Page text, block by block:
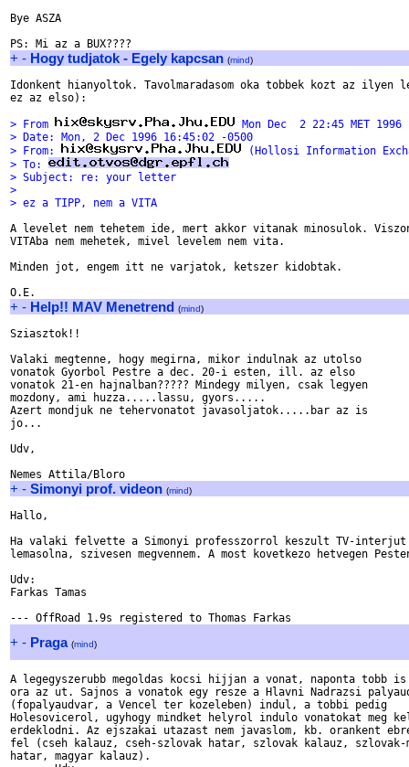
Bye ASZA
+ - Hogy tudjatok - Egely kapcsan (mind)
Idonkent hianyoltok. Tavolmaradasom oka tobbek kozt az ilyen
ez az elso):
> From
Mon Dec  2 22:45 MET 1996
> Date: Mon, 2 Dec 1996 16:45:02 -0500
> From:
(Hollosi Information
> To:
> Subject: re: your letter
>
> ez a TIPP, nem a VITA
A levelet nem tehetem ide, mert akkor vitanak minosulok.
VITAba nem mehetek, mivel levelem nem vita.
Minden jot, engem itt ne varjatok, ketszer kidobtak.
+ - Help!! MAV Menetrend (mind)
Sziasztok!!
Valaki megtenne, hogy megirna, mikor indulnak az utolso
vonatok Gyorbol Pestre a dec. 20-i esten, ill. az elso
vonatok 21-en hajnalban????? Mindegy milyen, csak legyen
mozdony, ami huzza.....lassu, gyors.....
Azert mondjuk ne tehervonatot javasoljatok.....bar az is
jo...
Udv,
+ - Simonyi prof. videon (mind)
Hallo,
Ha valaki felvette a Simonyi professzorrol keszult TV-
lemasolna, szivesen megvennem. A most kovetkezo hetvegen
Udv:
Farkas Tamas
+ - Praga (mind)
A legegyszerubb megoldas kocsi hijjan a vonat, naponta tobb
ora az ut. Sajnos a vonatok egy resze a Hlavni Nadrazsi
(fopalyaudvar, a Vencel ter kozeleben) indul, a tobbi pedig
Holesovicerol, ugyhogy mindket helyrol indulo vonatokat meg
erdeklodni. Az ejszakai utazast nem javaslom, kb. orankent
fel (cseh kalauz, cseh-szlovak hatar, szlovak kalauz, szlovak-
hatar, magyar kalauz).